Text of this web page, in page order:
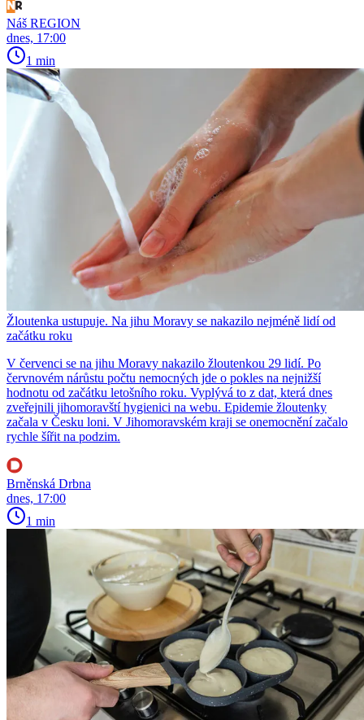
Náš REGION
dnes, 17:00
1 min
Žloutenka ustupuje. Na jihu Moravy se nakazilo nejméně lidí od
začátku roku
V červenci se na jihu Moravy nakazilo žloutenkou 29 lidí. Po
červnovém nárůstu počtu nemocných jde o pokles na nejnižší
hodnotu od začátku letošního roku. Vyplývá to z dat, která dnes
zveřejnili jihomoravští hygienici na webu. Epidemie žloutenky
začala v Česku loni. V Jihomoravském kraji se onemocnění začalo
rychle šířit na podzim.
Brněnská Drbna
dnes, 17:00
1 min